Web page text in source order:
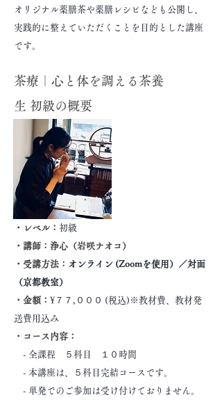
オリジナル薬膳茶や薬膳レシピなども公開し、
実践的に整えていただくことを目的とした講座
です。
茶療｜心と体を調える茶養
生 初級の概要
・レベル： 初級
・講師：浄心（岩咲ナオコ）
・受講方法： オンライン (Zoomを使用）／対面
（京都教室）
・金額： ¥７７,０００ (税込)※教材費、教材発
送費用込み
・コース内容：
- 全課程 ５科目 １０時間
- 本講座は、５科目完結コースです。
- 単発でのご参加は受け付けておりません。